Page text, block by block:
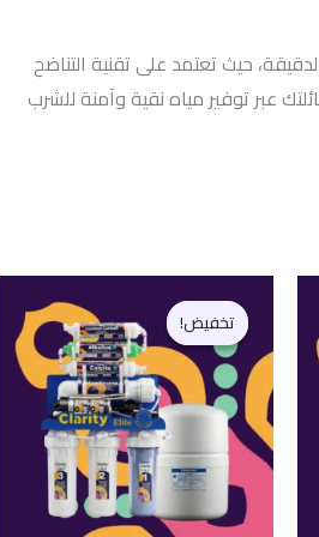
حيث تعتمد على تقنية التناضح
عبر توفير مياه نقية وآمنة للشرب
تخفيض!
تخفيض!
السعر
هو:
8.200,00 EGP.
السعر
الحالي
هو:
6.500,00 EGP.